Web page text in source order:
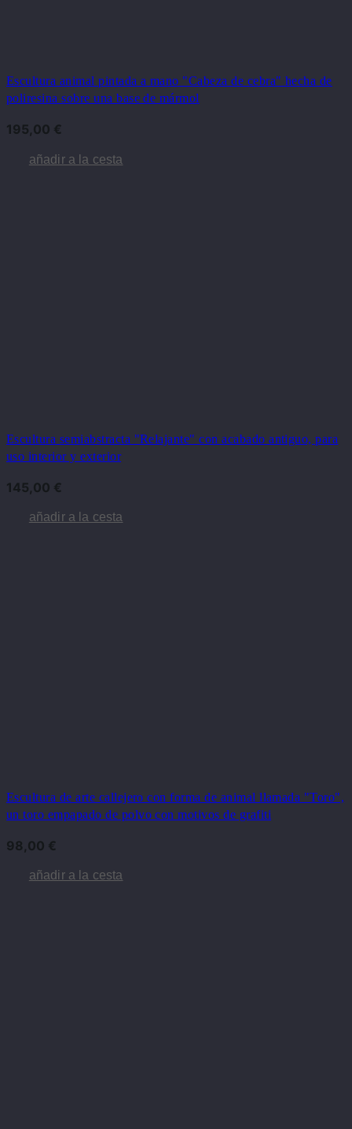
Escultura animal pintada a mano "Cabeza de cebra" hecha de
poliresina sobre una base de mármol
195,00 €
añadir a la cesta
Escultura semiabstracta "Relajante" con acabado antiguo, para
uso interior y exterior
145,00 €
añadir a la cesta
Escultura de arte callejero con forma de animal llamada "Toro",
un toro empapado de polvo con motivos de grafiti
98,00 €
añadir a la cesta